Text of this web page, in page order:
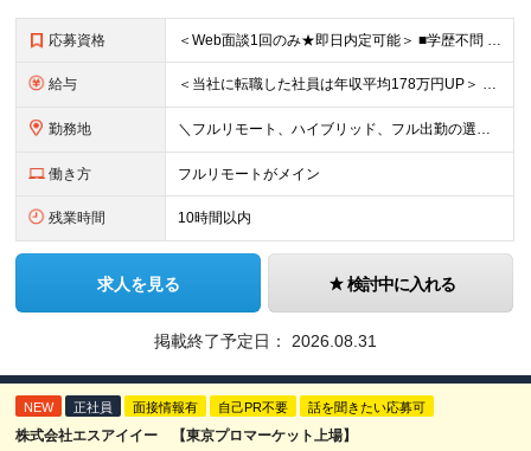
応募資格 ＜Web面談1回のみ★即日内定可能＞ ■学歴不問 ■エンジニアとしての実務経験1年以上 （開発・インフラ・技術・工程など不問）
給与 ＜当社に転職した社員は年収平均178万円UP＞ 月給45万円～120万円＋賞与＋各手当 ※経験・能力などを考慮の上、決定します ※案件の契約内容（月単金など）や昇給、賞与額はすべてシステム上で開示し
勤務地 ＼フルリモート、ハイブリッド、フル出勤の選択可＆帰社日なし／ 【下記エリアを中心とするクライアント先または自宅にて勤務】 ■首都圏：東京・埼玉・千葉・神奈川 ■関西：大阪・兵庫・京都・滋賀・奈良・和
働き方 フルリモートがメイン
残業時間 10時間以内
求人を見る 検討中に入れる
掲載終了予定日： 2026.08.31
NEW 正社員 面接情報有 自己PR不要 話を聞きたい応募可
株式会社エスアイイー 【東京プロマーケット上場】